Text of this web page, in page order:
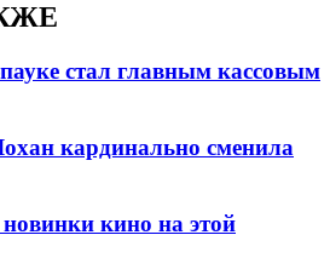
стал главным кассовым
кардинально сменила
кино на этой